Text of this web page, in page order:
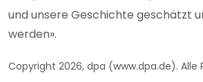
und unsere Geschichte geschätzt
werden».
Copyright 2026, dpa (www.dpa.de).